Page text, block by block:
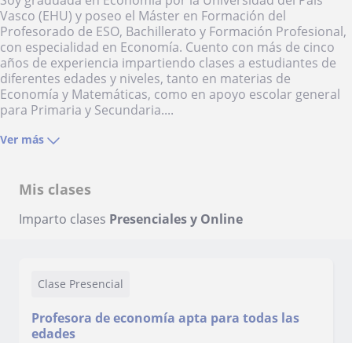
Vasco (EHU) y poseo el Máster en Formación del
Profesorado de ESO, Bachillerato y Formación Profesional,
con especialidad en Economía. Cuento con más de cinco
años de experiencia impartiendo clases a estudiantes de
diferentes edades y niveles, tanto en materias de
Economía y Matemáticas, como en apoyo escolar general
para Primaria y Secundaria....
Ver más
Mis clases
Imparto clases Presenciales y Online
Clase Presencial
Profesora de economía apta para todas las
edades